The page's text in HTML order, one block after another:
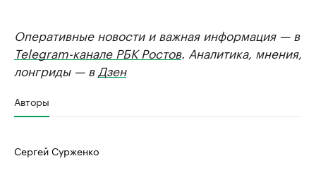
Оперативные новости и важная информация — в
Telegram-канале РБК Ростов. Аналитика, мнения,
лонгриды — в Дзен
Авторы
Сергей Сурженко